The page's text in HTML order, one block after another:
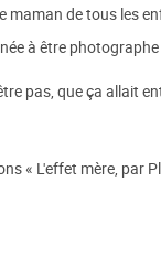
maman de tous les
à être
pas, que ça allait
« L'effet mère, par